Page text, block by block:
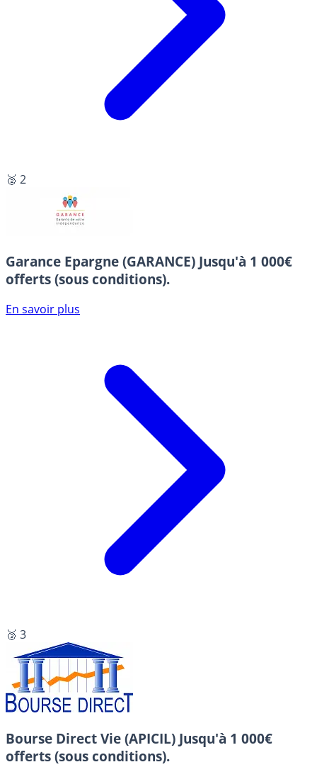
🥈 2
Garance Epargne (GARANCE) Jusqu'à 1 000€
offerts (sous conditions).
En savoir plus
🥉 3
Bourse Direct Vie (APICIL) Jusqu'à 1 000€
offerts (sous conditions).